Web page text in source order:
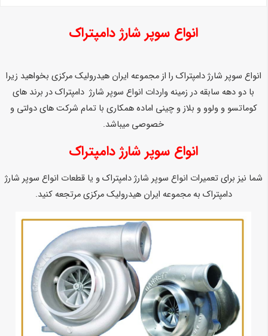
انواع سوپر شارژ دامپتراک
انواع سوپر شارژ دامپتراک را از مجموعه ایران هیدرولیک مرکزی بخواهید زیرا
با دو دهه سابقه در زمینه واردات انواع سوپر شارژ دامپتراک در برند های
کوماتسو و ولوو و بلاز و چینی اماده همکاری با تمام شرکت های دولتی و
خصوصی میباشد.
انواع سوپر شارژ دامپتراک
شما نیز برای تعمیرات انواع سوپر شارژ دامپتراک و یا قطعات انواع سوپر شارژ
دامپتراک به مجموعه ایران هیدرولیک مرکزی مرتجعه کنید.